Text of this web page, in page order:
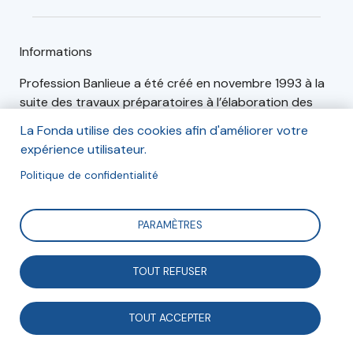
Informations
Profession Banlieue a été créé en novembre 1993 à la
suite des travaux préparatoires à l’élaboration des
(1994-1999).
Gérée par un Conseil d’administration composé de
l’association est un lieu d’échange, de rencontre, de
confrontation et de montée en compétences pour les
acteurs de la politique de la ville en Seine–Saint-Denis
et leurs partenaires.
Articles (3) Événements (6)
La Fonda utilise des cookies afin d'améliorer votre
expérience utilisateur.
Politique de confidentialité
PARAMÈTRES
TOUT REFUSER
TOUT ACCEPTER